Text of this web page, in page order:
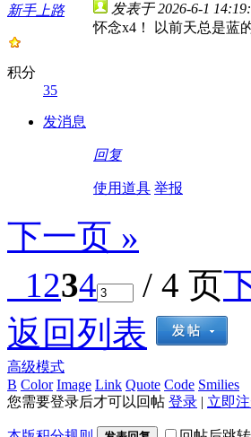
新手上路
积分
35
发消息
发表于 2026-6-1
怀念x4！ 以前天总是蓝
回复
使用道具 举报
下一页 »
1234 / 4 页
返回列表
高级模式
B Color Image Link Quote Code Smilies
您需要登录后才可以回帖 登录 | 立即